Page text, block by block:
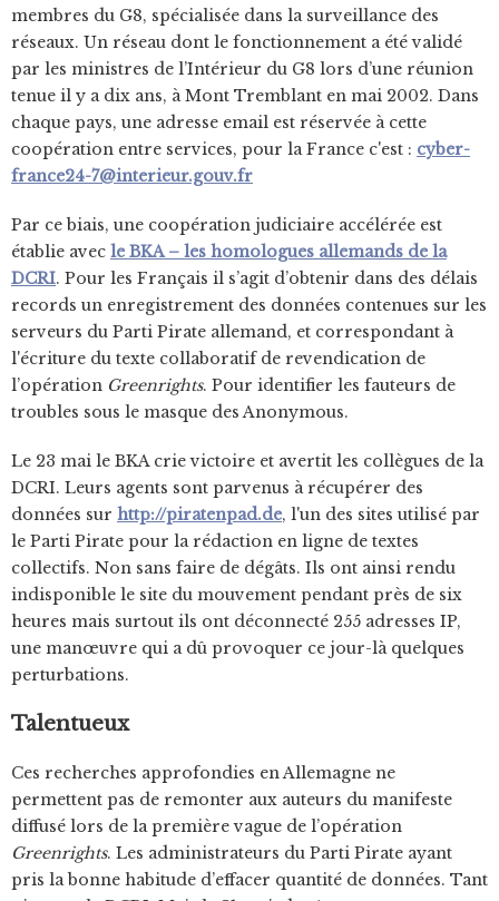
membres du G8, spécialisée dans la surveillance des
réseaux. Un réseau dont le fonctionnement a été validé
par les ministres de l’Intérieur du G8 lors d’une réunion
tenue il y a dix ans, à Mont Tremblant en mai 2002. Dans
chaque pays, une adresse email est réservée à cette
coopération entre services, pour la France c'est : cyber-
france24-7@interieur.gouv.fr
Par ce biais, une coopération judiciaire accélérée est
établie avec le BKA – les homologues allemands de la
DCRI. Pour les Français il s’agit d’obtenir dans des délais
records un enregistrement des données contenues sur les
serveurs du Parti Pirate allemand, et correspondant à
l'écriture du texte collaboratif de revendication de
l’opération Greenrights. Pour identifier les fauteurs de
troubles sous le masque des Anonymous.
Le 23 mai le BKA crie victoire et avertit les collègues de la
DCRI. Leurs agents sont parvenus à récupérer des
données sur http://piratenpad.de, l'un des sites utilisé par
le Parti Pirate pour la rédaction en ligne de textes
collectifs. Non sans faire de dégâts. Ils ont ainsi rendu
indisponible le site du mouvement pendant près de six
heures mais surtout ils ont déconnecté 255 adresses IP,
une manœuvre qui a dû provoquer ce jour-là quelques
perturbations.
Talentueux
Ces recherches approfondies en Allemagne ne
permettent pas de remonter aux auteurs du manifeste
diffusé lors de la première vague de l’opération
Greenrights. Les administrateurs du Parti Pirate ayant
pris la bonne habitude d’effacer quantité de données. Tant